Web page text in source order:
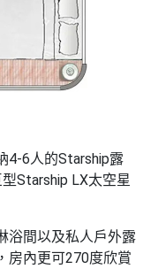
4-6人的Starship露
Starship LX太空星
浴間以及私人戶外露
房內更可270度欣賞